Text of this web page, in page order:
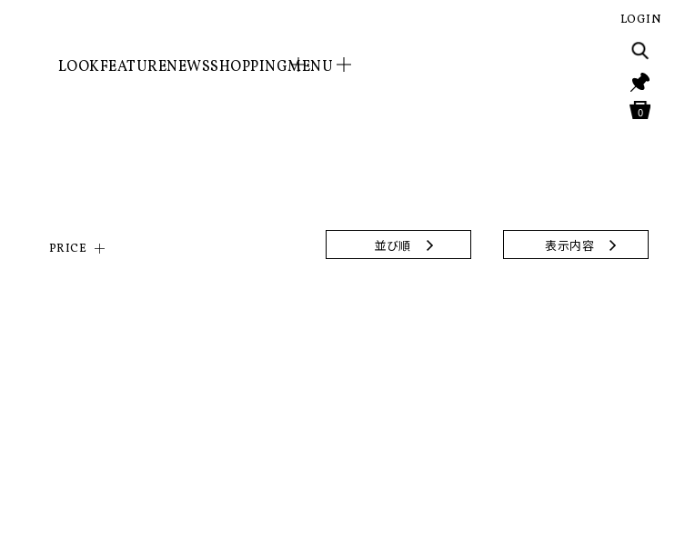
LOOKFEATURENEWSSHOPPINGMENU
LOGIN
0
PRICE 並び順 表示内容